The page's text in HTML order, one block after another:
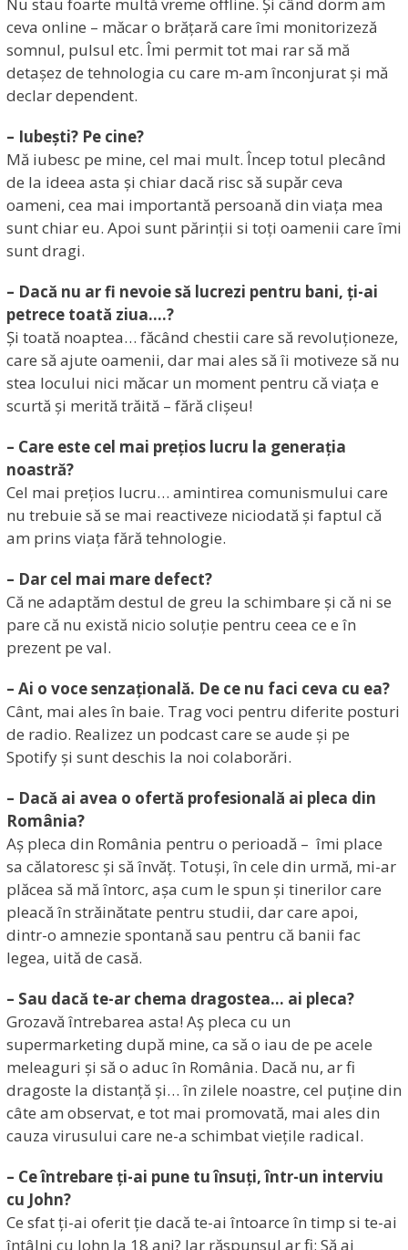
ceva online – măcar o brățară care îmi monitorizeză
somnul, pulsul etc. Îmi permit tot mai rar să mă
detașez de tehnologia cu care m-am înconjurat și mă
declar dependent.
– Iubești? Pe cine?
Mă iubesc pe mine, cel mai mult. Încep totul plecând
de la ideea asta și chiar dacă risc să supăr ceva
oameni, cea mai importantă persoană din viața mea
sunt chiar eu. Apoi sunt părinții si toți oamenii care îmi
sunt dragi.
– Dacă nu ar fi nevoie să lucrezi pentru bani, ți-ai
petrece toată ziua….?
Și toată noaptea… făcând chestii care să revoluționeze,
care să ajute oamenii, dar mai ales să îi motiveze să nu
stea locului nici măcar un moment pentru că viața e
scurtă și merită trăită – fără clișeu!
– Care este cel mai prețios lucru la generația
noastră?
Cel mai prețios lucru… amintirea comunismului care
nu trebuie să se mai reactiveze niciodată și faptul că
am prins viața fără tehnologie.
– Dar cel mai mare defect?
Că ne adaptăm destul de greu la schimbare și că ni se
pare că nu există nicio soluție pentru ceea ce e în
prezent pe val.
– Ai o voce senzațională. De ce nu faci ceva cu ea?
Cânt, mai ales în baie. Trag voci pentru diferite posturi
de radio. Realizez un podcast care se aude și pe
Spotify și sunt deschis la noi colaborări.
– Dacă ai avea o ofertă profesională ai pleca din
România?
Aș pleca din România pentru o perioadă – îmi place
sa călatoresc și să învăț. Totuși, în cele din urmă, mi-ar
plăcea să mă întorc, așa cum le spun și tinerilor care
pleacă în străinătate pentru studii, dar care apoi,
dintr-o amnezie spontană sau pentru că banii fac
legea, uită de casă.
– Sau dacă te-ar chema dragostea… ai pleca?
Grozavă întrebarea asta! Aș pleca cu un
supermarketing după mine, ca să o iau de pe acele
meleaguri și să o aduc în România. Dacă nu, ar fi
dragoste la distanță și… în zilele noastre, cel puține din
câte am observat, e tot mai promovată, mai ales din
cauza virusului care ne-a schimbat viețile radical.
– Ce întrebare ți-ai pune tu însuți, într-un interviu
cu John?
Ce sfat ți-ai oferit ție dacă te-ai întoarce în timp si te-ai
întâlni cu John la 18 ani? Iar răspunsul ar fi: Să ai